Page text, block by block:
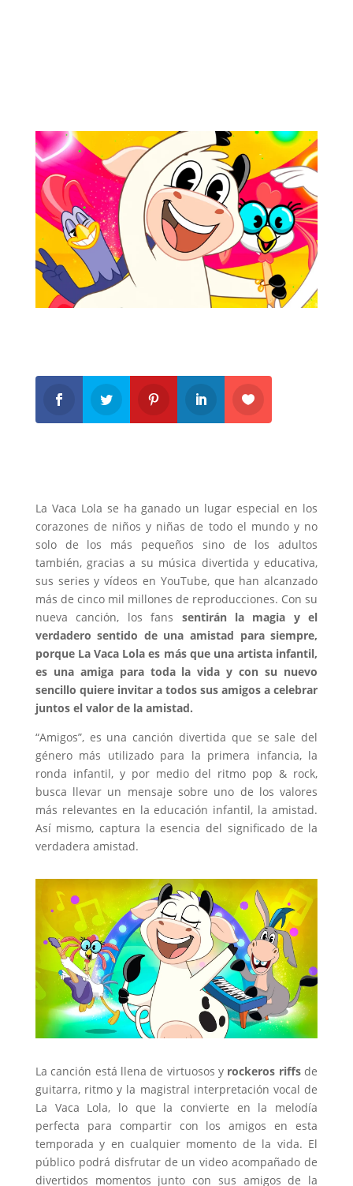
La Vaca Lola se ha ganado un lugar especial en los
corazones de niños y niñas de todo el mundo y no
solo de los más pequeños sino de los adultos
también, gracias a su música divertida y educativa,
sus series y vídeos en YouTube, que han alcanzado
más de cinco mil millones de reproducciones. Con su
nueva canción, los fans sentirán la magia y el
verdadero sentido de una amistad para siempre,
porque La Vaca Lola es más que una artista infantil,
es una amiga para toda la vida y con su nuevo
sencillo quiere invitar a todos sus amigos a celebrar
juntos el valor de la amistad.
“Amigos”, es una canción divertida que se sale del
género más utilizado para la primera infancia, la
ronda infantil, y por medio del ritmo pop & rock,
busca llevar un mensaje sobre uno de los valores
más relevantes en la educación infantil, la amistad.
Así mismo, captura la esencia del significado de la
verdadera amistad.
La canción está llena de virtuosos y rockeros riffsde
guitarra, ritmo y la magistral interpretación vocal de
La Vaca Lola, lo que la convierte en la melodía
perfecta para compartir con los amigos en esta
temporada y en cualquier momento de la vida. El
público podrá disfrutar de un video acompañado de
divertidos momentos junto con sus amigos de la